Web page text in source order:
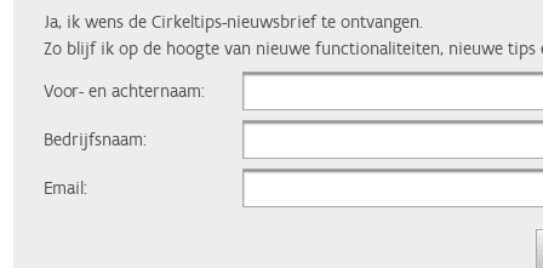
Ja, ik wens de Cirkeltips-nieuwsbrief te ontvangen.
Zo blijf ik op de hoogte van nieuwe functionaliteiten, nieuwe tips
Voor- en achternaam:
Bedrijfsnaam:
Email: